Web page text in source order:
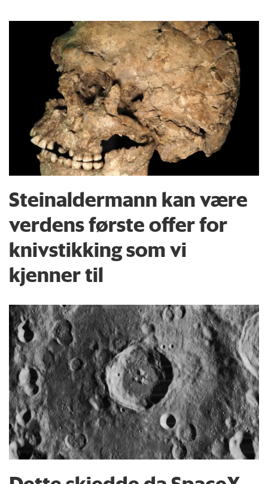
Steinaldermann kan være
verdens første offer for
knivstikking som vi
kjenner til